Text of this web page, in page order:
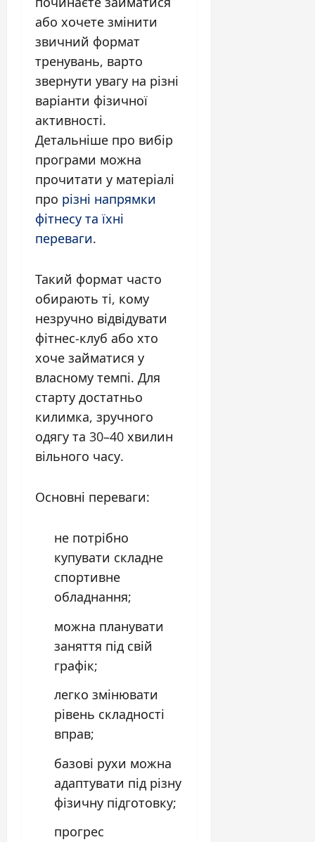
або хочете змінити
звичний формат
тренувань, варто
звернути увагу на різні
варіанти фізичної
активності.
Детальніше про вибір
програми можна
прочитати у матеріалі
про різні напрямки
фітнесу та їхні
переваги.
Такий формат часто
обирають ті, кому
незручно відвідувати
фітнес-клуб або хто
хоче займатися у
власному темпі. Для
старту достатньо
килимка, зручного
одягу та 30–40 хвилин
вільного часу.
Основні переваги:
не потрібно
купувати складне
спортивне
обладнання;
можна планувати
заняття під свій
графік;
легко змінювати
рівень складності
вправ;
базові рухи можна
адаптувати під різну
фізичну підготовку;
прогрес